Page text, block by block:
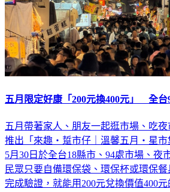
五月限定好康「200元換400元」 全台
五月帶著家人、朋友一起逛市場、吃
推出「來趣・踅市仔｜溫馨五月・星
5月30日於全台18縣市、94處市場、夜
民眾只要自備環保袋、環保杯或環保
完成驗證，就能用200元兌換價值400